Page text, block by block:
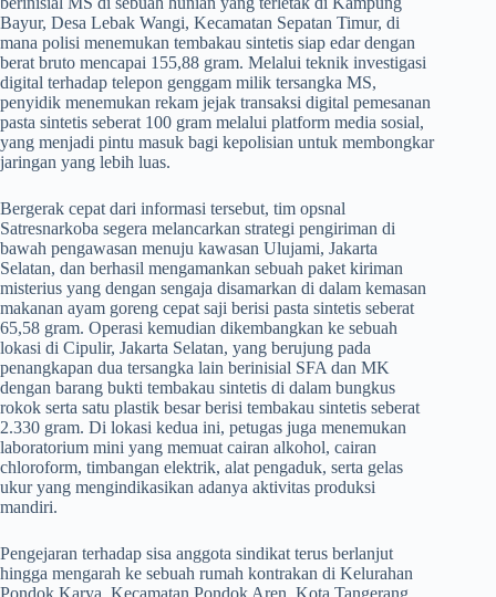
Bayur, Desa Lebak Wangi, Kecamatan Sepatan Timur, di
mana polisi menemukan tembakau sintetis siap edar dengan
berat bruto mencapai 155,88 gram. Melalui teknik investigasi
digital terhadap telepon genggam milik tersangka MS,
penyidik menemukan rekam jejak transaksi digital pemesanan
pasta sintetis seberat 100 gram melalui platform media sosial,
yang menjadi pintu masuk bagi kepolisian untuk membongkar
jaringan yang lebih luas.
​Bergerak cepat dari informasi tersebut, tim opsnal
Satresnarkoba segera melancarkan strategi pengiriman di
bawah pengawasan menuju kawasan Ulujami, Jakarta
Selatan, dan berhasil mengamankan sebuah paket kiriman
misterius yang dengan sengaja disamarkan di dalam kemasan
makanan ayam goreng cepat saji berisi pasta sintetis seberat
65,58 gram. Operasi kemudian dikembangkan ke sebuah
lokasi di Cipulir, Jakarta Selatan, yang berujung pada
penangkapan dua tersangka lain berinisial SFA dan MK
dengan barang bukti tembakau sintetis di dalam bungkus
rokok serta satu plastik besar berisi tembakau sintetis seberat
2.330 gram. Di lokasi kedua ini, petugas juga menemukan
laboratorium mini yang memuat cairan alkohol, cairan
chloroform, timbangan elektrik, alat pengaduk, serta gelas
ukur yang mengindikasikan adanya aktivitas produksi
mandiri.
​Pengejaran terhadap sisa anggota sindikat terus berlanjut
hingga mengarah ke sebuah rumah kontrakan di Kelurahan
Pondok Karya, Kecamatan Pondok Aren, Kota Tangerang